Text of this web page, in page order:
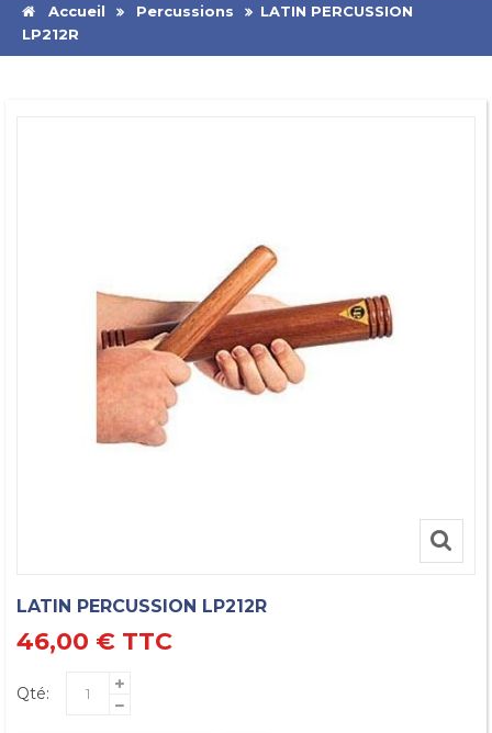
Accueil Percussions
LATIN PERCUSSION
LP212R
LATIN PERCUSSION LP212R
46,00 € TTC
Qté: